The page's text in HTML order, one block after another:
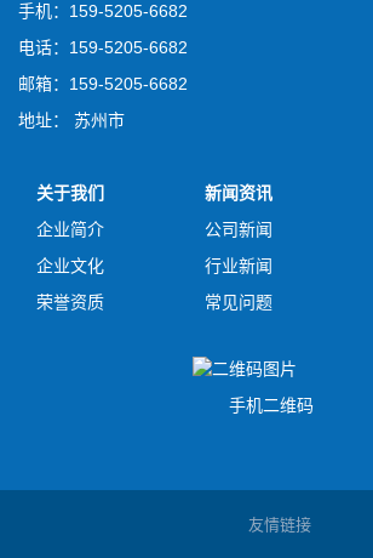
手机：159-5205-6682
电话：159-5205-6682
邮箱：159-5205-6682
地址： 苏州市
关于我们
企业简介
企业文化
荣誉资质
新闻资讯
公司新闻
行业新闻
常见问题
手机二维码
友情链接